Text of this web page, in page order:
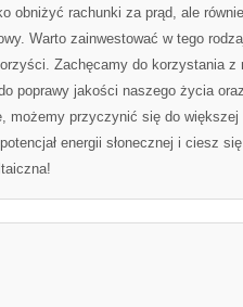
obniżyć rachunki za prąd, ale
⁤Warto zainwestować⁤ w tego
Zachęcamy do korzystania
poprawy jakości naszego⁢ życia
możemy ⁤przyczynić się do
energii słonecznej i ciesz